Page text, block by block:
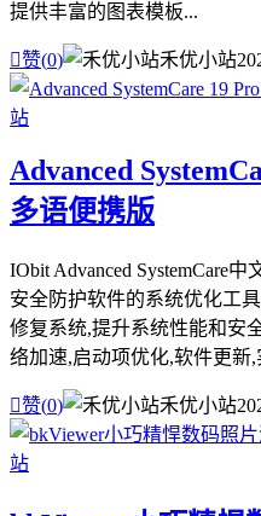
提供丰富的图表模板...
赞(0) 禾优小站
Advanced
多语便携版
IObit Advanced SystemCare
安全防护软件的系统优化工
修复系统,提升系统性能和安
络加速,启动项优化,软件更新
赞(0) 禾优小站